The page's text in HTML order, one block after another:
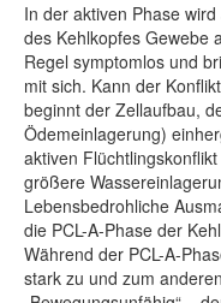
In der aktiven Phase
des Kehlkopfes Gewebe
Regel symptomlos und
mit sich. Kann der
beginnt der Zellaufbau,
Ödemeinlagerung)
aktiven
größere
Lebensbedrohliche
die PCL-A-Phase der
Während der PCL-A-
stark zu und zum